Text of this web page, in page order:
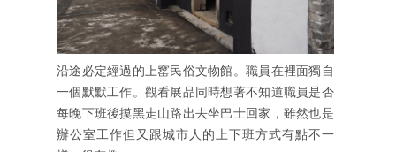
沿途必定經過的上窰民俗文物館。職員在裡面獨自
一個默默工作。觀看展品同時想著不知道職員是否
每晚下班後摸黑走山路出去坐巴士回家，雖然也是
辦公室工作但又跟城市人的上下班方式有點不一